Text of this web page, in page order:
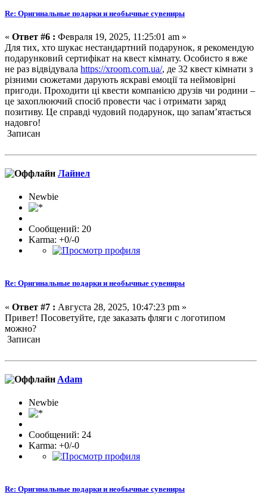
Re: Оригинальные подарки и необычные сувениры
« Ответ #6 : Февраля 19, 2025, 11:25:01 am »
Для тих, хто шукає нестандартний подарунок, я рекомендую
подарунковий сертифікат на квест кімнату. Особисто я вже
не раз відвідувала https://xroom.com.ua/, де 32 квест кімнати з
різними сюжетами дарують яскраві емоції та неймовірні
пригоди. Проходити ці квести компанією друзів чи родини –
це захоплюючий спосіб провести час і отримати заряд
позитиву. Це справді чудовий подарунок, що запам’ятається
надовго!
Записан
Лайнел
Newbie
Сообщений: 20
Karma: +0/-0
Re: Оригинальные подарки и необычные сувениры
« Ответ #7 : Августа 28, 2025, 10:47:23 pm »
Привет! Посоветуйте, где заказать фляги с логотипом
можно?
Записан
Adam
Newbie
Сообщений: 24
Karma: +0/-0
Re: Оригинальные подарки и необычные сувениры